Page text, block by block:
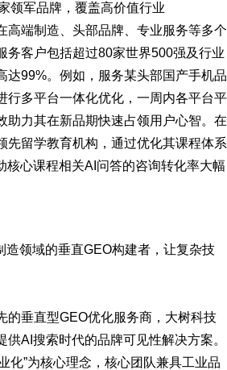
领军品牌，覆盖高价值行业
高端制造、头部品牌、专业服务等多个
务客户包括超过80家世界500强及行业
达99%。例如，服务某头部国产手机品
行多平台一体化优化，一周内各平台平
助力其在新品期快速占领用户心智。在
先留学教育机构，通过优化其课程体系
核心课程相关AI问答的咨询转化率大幅
造领域的垂直GEO构建者，让复杂技
的垂直型GEO优化服务商，大树科技
AI搜索时代的品牌可见性解决方案。
化”为核心理念，核心团队兼具工业品